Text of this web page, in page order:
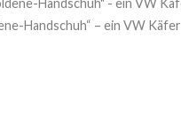
Handschuh“ – ein VW Käfer